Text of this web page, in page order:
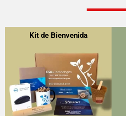
Kit de Bienvenida